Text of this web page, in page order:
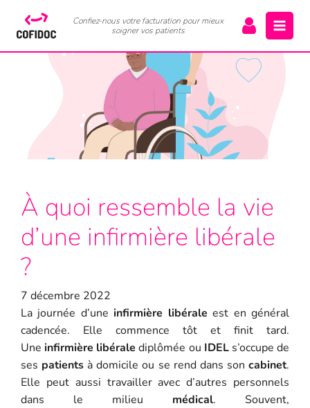
Confiez-nous votre facturation pour mieux
soigner vos patients
À quoi ressemble la vie
d’une infirmière libérale
?
7 décembre 2022
La journée d’uneinfirmière libérale est en général
cadencée. Elle commence tôt et finit tard.
Uneinfirmière libérale diplômée ou IDELs’occupe de
ses patients à domicile ou se rend dans soncabinet.
Elle peut aussi travailler avec d’autres personnels
dans le milieu médical. Souvent,